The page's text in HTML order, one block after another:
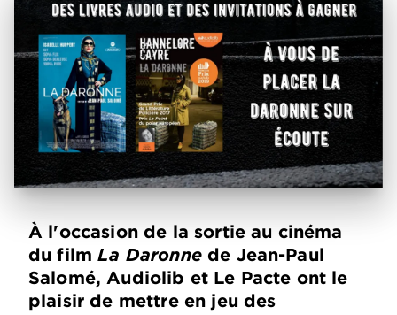
À l'occasion de la sortie au cinéma
du film La Daronnede Jean-Paul
Salomé, Audiolib et Le Pacte ont le
plaisir de mettre en jeu des